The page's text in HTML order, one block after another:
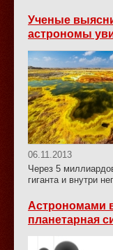
Ученые
астрономы
06.11.2013
Через 5
гиганта и внутри
Астрономами
планетарная